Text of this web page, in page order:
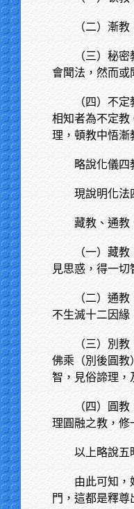
（二）漸
（三）秘
會聞法，然而
（四）不
相知者為不定教
理，頓教中悟漸
略說化儀四
現說明化法
藏教、通教
（一）藏
見思惑，得一切
（二）通
不生滅十二因緣
（三）別
佛乘（別後圓教
智，見俗諦理，
（四）圓
理圓融之教，修
以上略說五
由此可知，
門，這都是釋尊